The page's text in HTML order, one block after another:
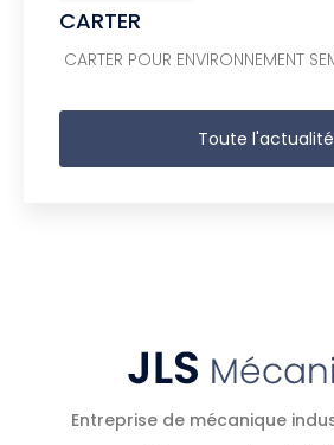
CARTER
CARTER POUR ENVIRONNEMENT
Toute l'actualité
Entreprise de mécanique